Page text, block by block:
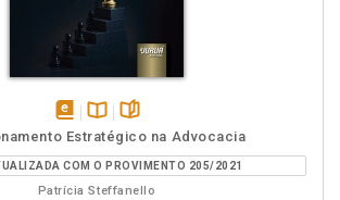
disponível
em
eBook
Disponível
na
B.V.
páginas
Estratégico na Advocacia
COM O PROVIMENTO 205/2021
Patrícia Steffanello